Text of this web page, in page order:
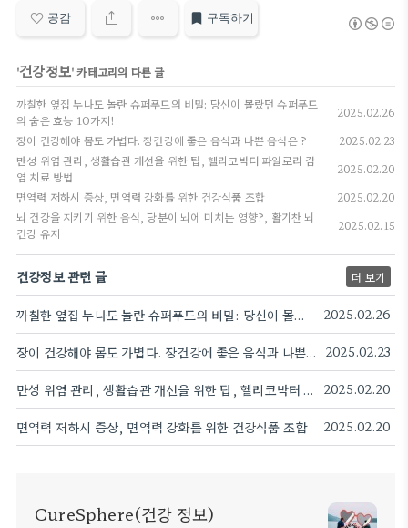
공감 구독하기
'건강정보' 카테고리의 다른 글
까칠한 옆집 누나도 놀란 슈퍼푸드의 비밀: 당신이 몰랐던 슈퍼푸드
의 숨은 효능 10가지!
2025.02.26
장이 건강해야 몸도 가볍다. 장건강에 좋은 음식과 나쁜 음식은 ? 2025.02.23
만성 위염 관리, 생활습관 개선을 위한 팁, 헬리코박터 파일로리 감
염 치료 방법
2025.02.20
면역력 저하시 증상, 면역력 강화를 위한 건강식품 조합 2025.02.20
뇌 건강을 지키기 위한 음식, 당분이 뇌에 미치는 영향?, 활기찬 뇌
건강 유지
2025.02.15
건강정보 관련 글 더 보기
까칠한 옆집 누나도 놀란 슈퍼푸드의 비밀: 당신이 몰랐던 슈퍼푸드의 숨은 효능 10가지! 2025.02.26
장이 건강해야 몸도 가볍다. 장건강에 좋은 음식과 나쁜 음식은 ? 2025.02.23
만성 위염 관리, 생활습관 개선을 위한 팁, 헬리코박터 파일로리 감염 치료 방법 2025.02.20
면역력 저하시 증상, 면역력 강화를 위한 건강식품 조합 2025.02.20
CureSphere(건강 정보)